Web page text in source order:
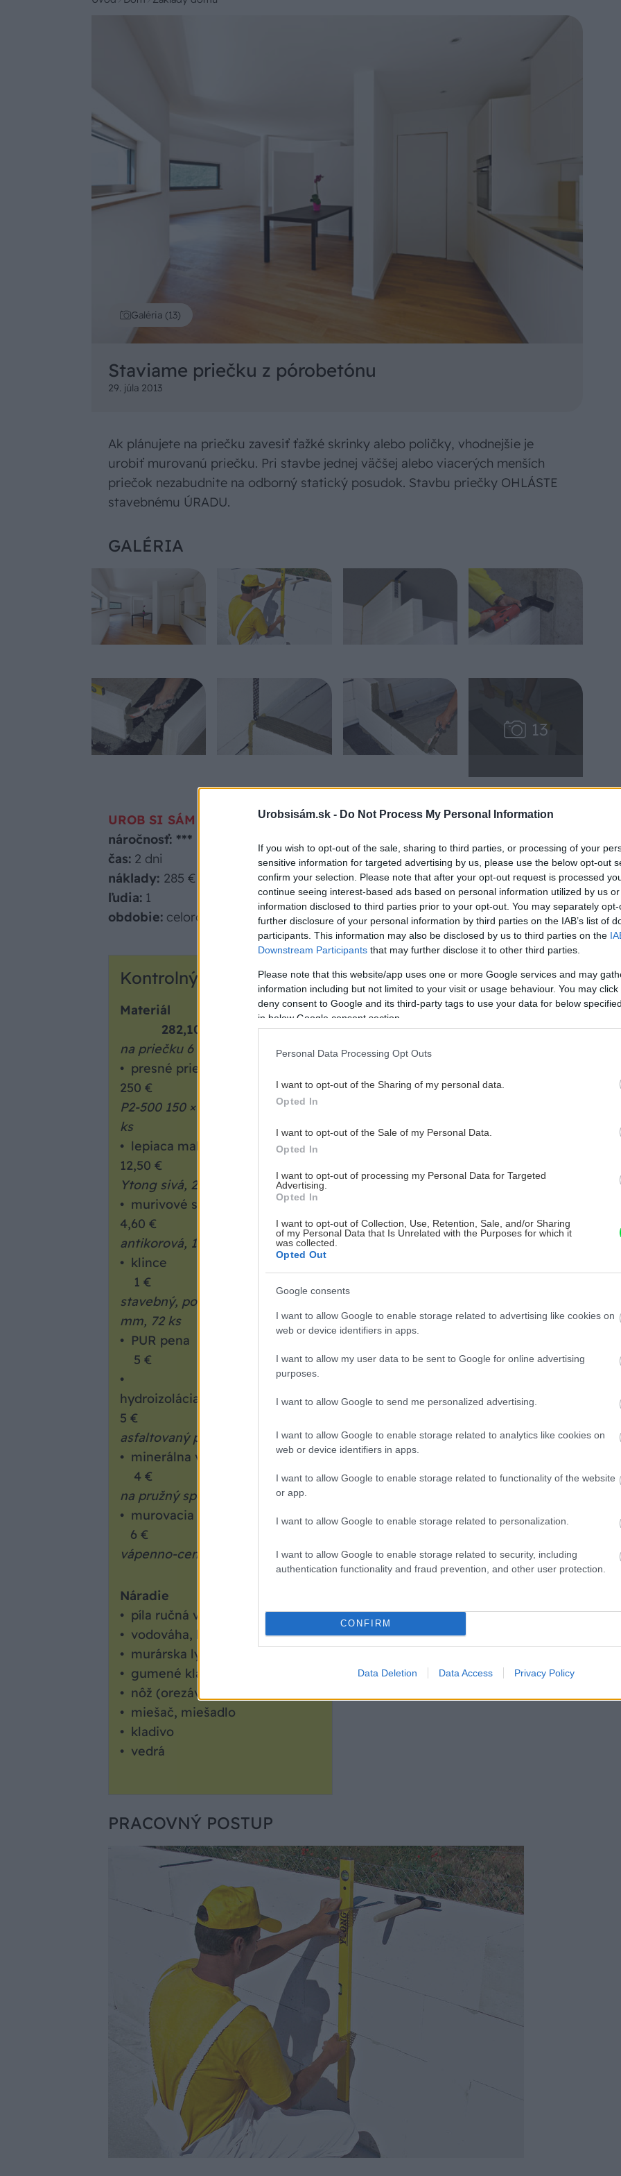
Urobsisám.sk - Do Not Process My Personal Information
If you wish to opt-out of the sale, sharing to third parties, or processing of your
sensitive information for targeted advertising by us, please use the below opt-out
confirm your selection. Please note that after your opt-out request is processed
continue seeing interest-based ads based on personal information utilized by us
information disclosed to third parties prior to your opt-out. You may separately
further disclosure of your personal information by third parties on the IAB’s list of
participants. This information may also be disclosed by us to third parties on the
Downstream Participants that may further disclose it to other third parties.
Please note that this website/app uses one or more Google services and may
information including but not limited to your visit or usage behaviour. You may
deny consent to Google and its third-party tags to use your data for below
in below Google consent section.
Personal Data Processing Opt Outs
I want to opt-out of the Sharing of my personal data.
Opted In
I want to opt-out of the Sale of my Personal Data.
Opted In
I want to opt-out of processing my Personal Data for Targeted
Advertising.
Opted In
I want to opt-out of Collection, Use, Retention, Sale, and/or Sharing
of my Personal Data that Is Unrelated with the Purposes for which it
was collected.
Opted Out
Google consents
I want to allow Google to enable storage related to advertising like cookies on
web or device identifiers in apps.
I want to allow my user data to be sent to Google for online advertising
purposes.
I want to allow Google to send me personalized advertising.
I want to allow Google to enable storage related to analytics like cookies on
web or device identifiers in apps.
I want to allow Google to enable storage related to functionality of the website
or app.
I want to allow Google to enable storage related to personalization.
I want to allow Google to enable storage related to security, including
authentication functionality and fraud prevention, and other user protection.
CONFIRM
Data Deletion Data Access Privacy Policy
Galéria (13)
Staviame priečku z pórobetónu
29. júla 2013
Ak plánujete na priečku zavesiť ťažké skrinky alebo poličky, vhodnejšie je
urobiť murovanú priečku. Pri stavbe jednej väčšej alebo viacerých menších
priečok nezabudnite na odborný statický posudok. Stavbu priečky OHLÁSTE
stavebnému ÚRADU.
GALÉRIA
UROB SI SÁM
náročnosť: ***
čas: 2 dni
náklady: 285 €
ľudia: 1
obdobie: celoročne
Kontrolný zoznam
Materiál
282,10 €
na priečku 6 × 2,50 m
• presné priečkové tvárnice
250 €
P2-500 150 × 249 × 599 mm, 100
ks
• lepiaca malta
12,50 €
Ytong sivá, 2 vrecia
• murivové spojky
4,60 €
antikorová, 18 ks
• klince
1 €
stavebný, pozinkovaný 4 × 100
mm, 72 ks
• PUR pena
5 €
•
hydroizolácia
5 €
asfaltovaný pás, odrezok
• minerálna vlna
4 €
na pružný spoj, odrezky
• murovacia malta
6 €
vápenno-cementová
Náradie
• píla ručná vidiová
• vodováha, lata
• murárska lyžica
• gumené kladivo
• nôž (orezávač)
• miešač, miešadlo
• kladivo
• vedrá
PRACOVNÝ POSTUP